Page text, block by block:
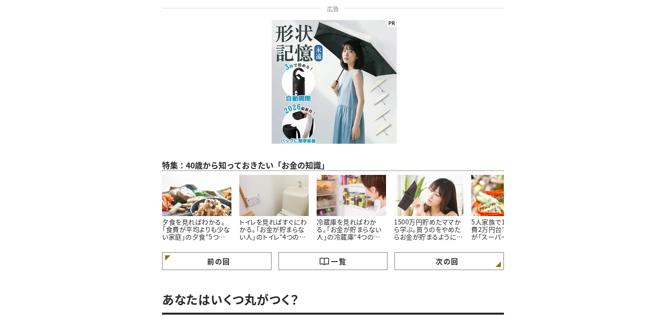
広告
特集：40歳から知っておきたい「お金の知識」
夕食を見ればわかる。
「食費が平均よりも少な
い家庭」の夕食“5つの
トイレを見ればすぐにわ
かる。「お金が貯まらな
い人」のトイレ“4つの特
冷蔵庫を見ればわか
る。「お金が貯まらない
人」の冷蔵庫“4つの特
1500万円貯めたママか
ら学ぶ。買うのをやめた
らお金が貯まるようにな
5人家族で1か月の“食
費2万円台”。そんな私
が「スーパーで買わない
前の回 一覧 次の回
あなたはいくつ丸がつく？